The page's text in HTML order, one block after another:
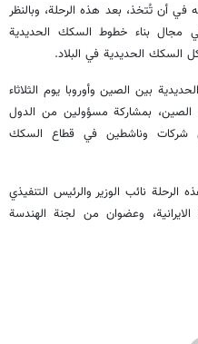
في أن تُتخذ، بعد هذه الرحلة، وبالنظر
مجال بناء خطوط السكك الحديدية
السكك الحديدية في البلاد.
بين الصين وأوروبا يوم الثلاثاء
بمشاركة مسؤولين من الدول
شركات وناشطين في قطاع السكك
الرحلة نائب الوزير والرئيس التنفيذي
وعضوان من لجنة الهندسة